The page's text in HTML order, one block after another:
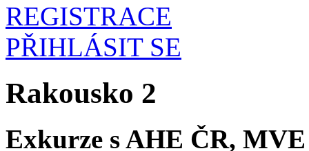
REGISTRACE
PŘIHLÁSIT SE
Rakousko 2
Exkurze s AHE ČR,